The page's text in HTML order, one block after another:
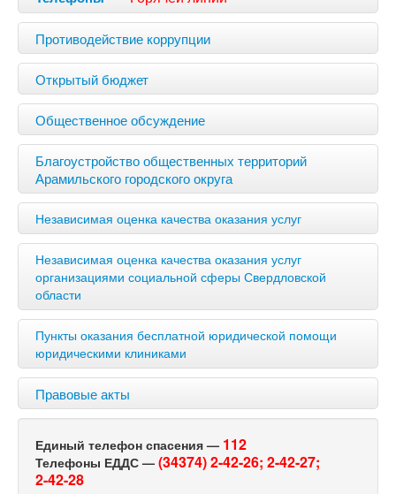
Противодействие коррупции
Открытый бюджет
Общественное обсуждение
Благоустройство общественных территорий
Арамильского городского округа
Независимая оценка качества оказания услуг
Независимая оценка качества оказания услуг
организациями социальной сферы Свердловской
области
Пункты оказания бесплатной юридической помощи
юридическими клиниками
Правовые акты
Единый телефон спасения — 112
Телефоны ЕДДС — (34374) 2-42-26; 2-42-27;
2-42-28